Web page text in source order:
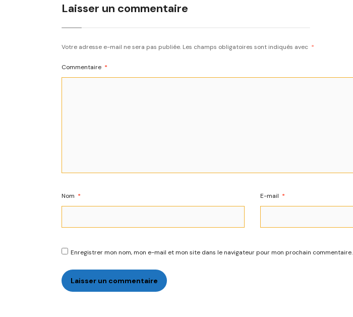
Laisser un commentaire
Votre adresse e-mail ne sera pas publiée. Les champs obligatoires sont indiqués avec *
Commentaire *
Nom * E-mail *
Enregistrer mon nom, mon e-mail et mon site dans le navigateur pour mon prochain commentaire.